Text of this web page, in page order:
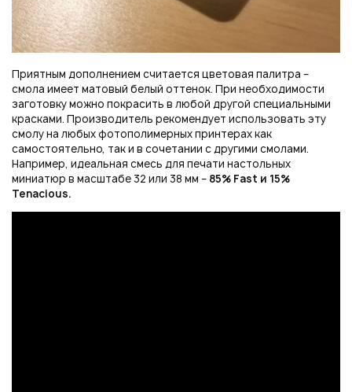
Приятным дополнением считается цветовая палитра –
смола имеет матовый белый оттенок. При необходимости
заготовку можно покрасить в любой другой специальными
красками. Производитель рекомендует использовать эту
смолу на любых фотополимерных принтерах как
самостоятельно, так и в сочетании с другими смолами.
Например, идеальная смесь для печати настольных
миниатюр в масштабе 32 или 38 мм – 85% Fast и 15%
Tenacious.